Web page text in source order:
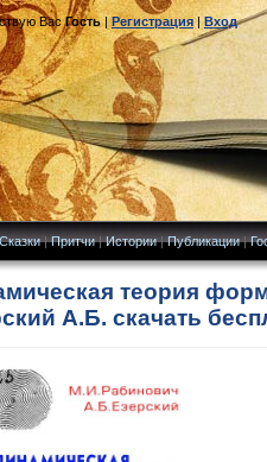
Вас Гость|Регистрация|Вход
Сказки|Притчи|Истории|Публикации|
теория
А.Б. скачать